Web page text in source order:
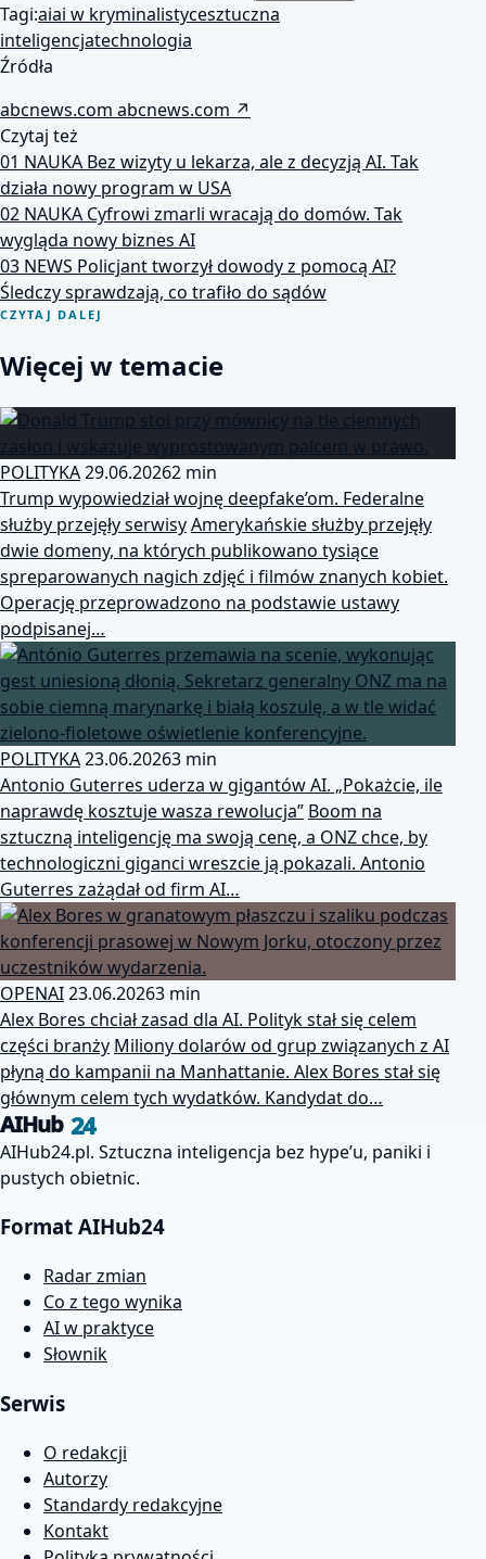
Tagi:aiai w kryminalistycesztuczna
inteligencjatechnologia
Źródła
abcnews.com abcnews.com ↗
Czytaj też
01 NAUKA Bez wizyty u lekarza, ale z decyzją AI. Tak
działa nowy program w USA
02 NAUKA Cyfrowi zmarli wracają do domów. Tak
wygląda nowy biznes AI
03 NEWS Policjant tworzył dowody z pomocą AI?
Śledczy sprawdzają, co trafiło do sądów
CZYTAJ DALEJ
Więcej w temacie
POLITYKA29.06.20262 min
Trump wypowiedział wojnę deepfake’om. Federalne
służby przejęły serwisyAmerykańskie służby przejęły
dwie domeny, na których publikowano tysiące
spreparowanych nagich zdjęć i filmów znanych kobiet.
Operację przeprowadzono na podstawie ustawy
podpisanej…
POLITYKA23.06.20263 min
Antonio Guterres uderza w gigantów AI. „Pokażcie, ile
naprawdę kosztuje wasza rewolucja” Boom na
sztuczną inteligencję ma swoją cenę, a ONZ chce, by
technologiczni giganci wreszcie ją pokazali. Antonio
Guterres zażądał od firm AI…
OPENAI23.06.20263 min
Alex Bores chciał zasad dla AI. Polityk stał się celem
części branży Miliony dolarów od grup związanych z AI
płyną do kampanii na Manhattanie. Alex Bores stał się
głównym celem tych wydatków. Kandydat do…
AIHub 24
AIHub24.pl. Sztuczna inteligencja bez hype’u, paniki i
pustych obietnic.
Format AIHub24
Radar zmian
Co z tego wynika
AI w praktyce
Słownik
Serwis
O redakcji
Autorzy
Standardy redakcyjne
Kontakt